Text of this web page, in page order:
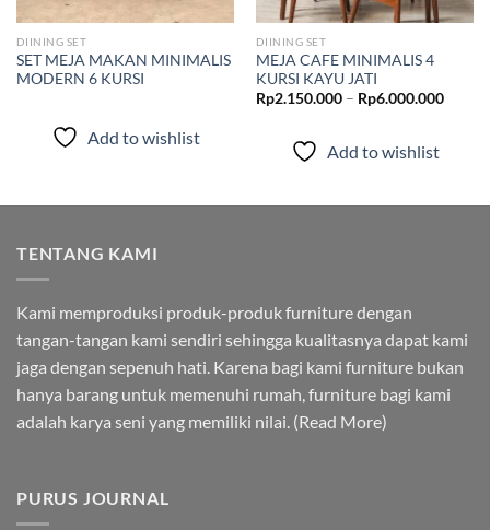
DIINING SET
SET MEJA MAKAN MINIMALIS
MODERN 6 KURSI
Add to wishlist
DIINING SET
MEJA CAFE MINIMALIS 4
KURSI KAYU JATI
Rp2.150.000 – Rp6.000.000
Add to wishlist
TENTANG KAMI
Kami memproduksi produk-produk furniture dengan
tangan-tangan kami sendiri sehingga kualitasnya dapat kami
jaga dengan sepenuh hati. Karena bagi kami furniture bukan
hanya barang untuk memenuhi rumah, furniture bagi kami
adalah karya seni yang memiliki nilai. (Read More)
PURUS JOURNAL